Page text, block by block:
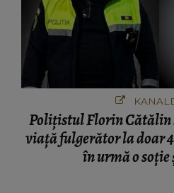
Polițistul Florin Cătălin
viață fulgerător la doar
în urmă o